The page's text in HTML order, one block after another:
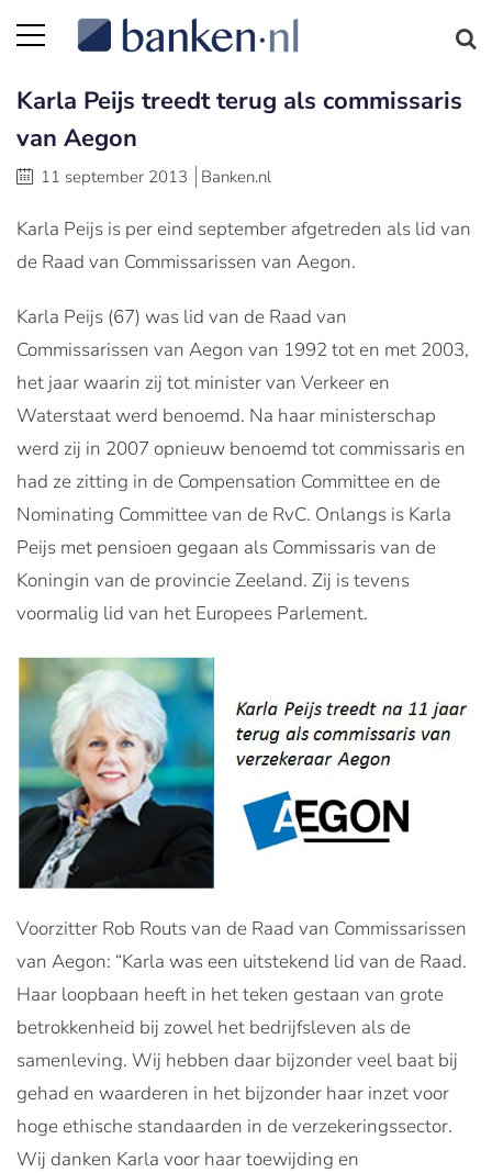
Karla Peijs treedt terug als commissaris
van Aegon
11 september 2013 Banken.nl
Karla Peijs is per eind september afgetreden als lid van
de Raad van Commissarissen van Aegon.
Karla Peijs (67) was lid van de Raad van
Commissarissen van Aegon van 1992 tot en met 2003,
het jaar waarin zij tot minister van Verkeer en
Waterstaat werd benoemd. Na haar ministerschap
werd zij in 2007 opnieuw benoemd tot commissaris en
had ze zitting in de Compensation Committee en de
Nominating Committee van de RvC. Onlangs is Karla
Peijs met pensioen gegaan als Commissaris van de
Koningin van de provincie Zeeland. Zij is tevens
voormalig lid van het Europees Parlement.
Voorzitter Rob Routs van de Raad van Commissarissen
van Aegon: “Karla was een uitstekend lid van de Raad.
Haar loopbaan heeft in het teken gestaan van grote
betrokkenheid bij zowel het bedrijfsleven als de
samenleving. Wij hebben daar bijzonder veel baat bij
gehad en waarderen in het bijzonder haar inzet voor
hoge ethische standaarden in de verzekeringssector.
Wij danken Karla voor haar toewijding en